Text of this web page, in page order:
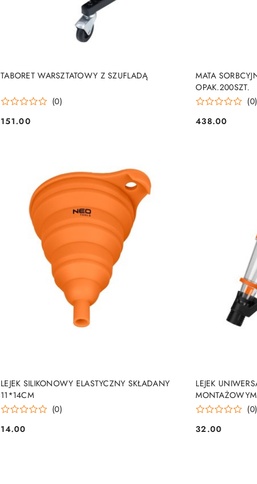
TABORET WARSZTATOWY Z SZUFLADĄ
(0)
Cena:
151.00
DO KOSZYKA
MATA
OPAK.200SZT.
(0)
Cena:
438.00
LEJEK SILIKONOWY ELASTYCZNY SKŁADANY
11*14CM
(0)
Cena:
14.00
PRODUKT NIEDOSTĘPNY
LEJEK
MONTAŻOWYM
(0)
Cena:
32.00